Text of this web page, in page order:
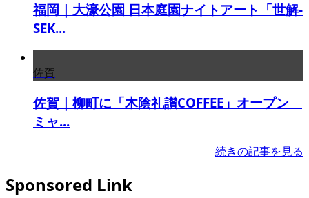
福岡｜大濠公園 日本庭園ナイトアート「世解-
SEK...
佐賀
佐賀｜柳町に「木陰礼讃COFFEE」オープン
ミャ...
続きの記事を見る
Sponsored Link